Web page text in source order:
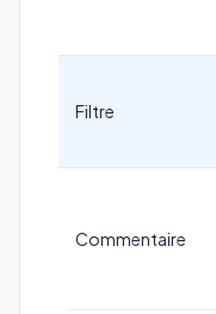
Filtre
Commentaire